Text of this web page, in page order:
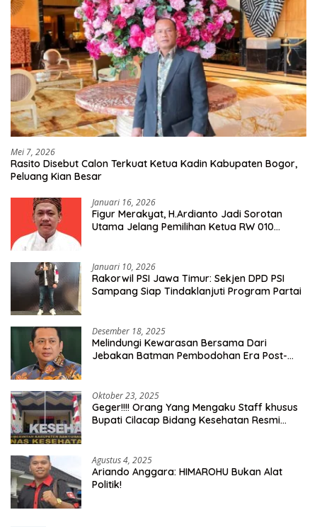
Mei 7, 2026
Rasito Disebut Calon Terkuat Ketua Kadin Kabupaten Bogor,
Peluang Kian Besar
Januari 16, 2026
Figur Merakyat, H.Ardianto Jadi Sorotan
Utama Jelang Pemilihan Ketua RW 010
Januari 10, 2026
Rakorwil PSI Jawa Timur: Sekjen DPD PSI
Sampang Siap Tindaklanjuti Program Partai
Desember 18, 2025
Melindungi Kewarasan Bersama Dari
Jebakan Batman Pembodohan Era Post-
Oktober 23, 2025
Geger!!!! Orang Yang Mengaku Staff khusus
Bupati Cilacap Bidang Kesehatan Resmi
Agustus 4, 2025
Ariando Anggara: HIMAROHU Bukan Alat
Politik!